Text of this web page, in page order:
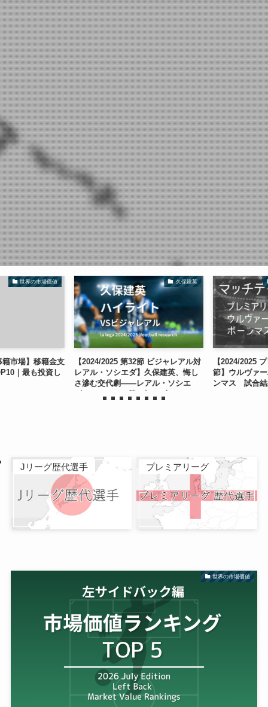
世界の市場価値
市場】移籍金支
｜最も投資し
久保建英
【2024/2025 第32節 ビジャレアル対
レアル・ソシエダ】久保建英、悔し
さ滲む交代劇――レアル・ソシエ
【2024/2025 プ
節】ウルヴァ
ンマス 試合結
Jリーグ歴代選手 プレミアリーグ
世界の市場価値